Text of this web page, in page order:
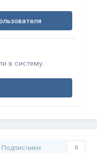
в систему.
Подписчики 0